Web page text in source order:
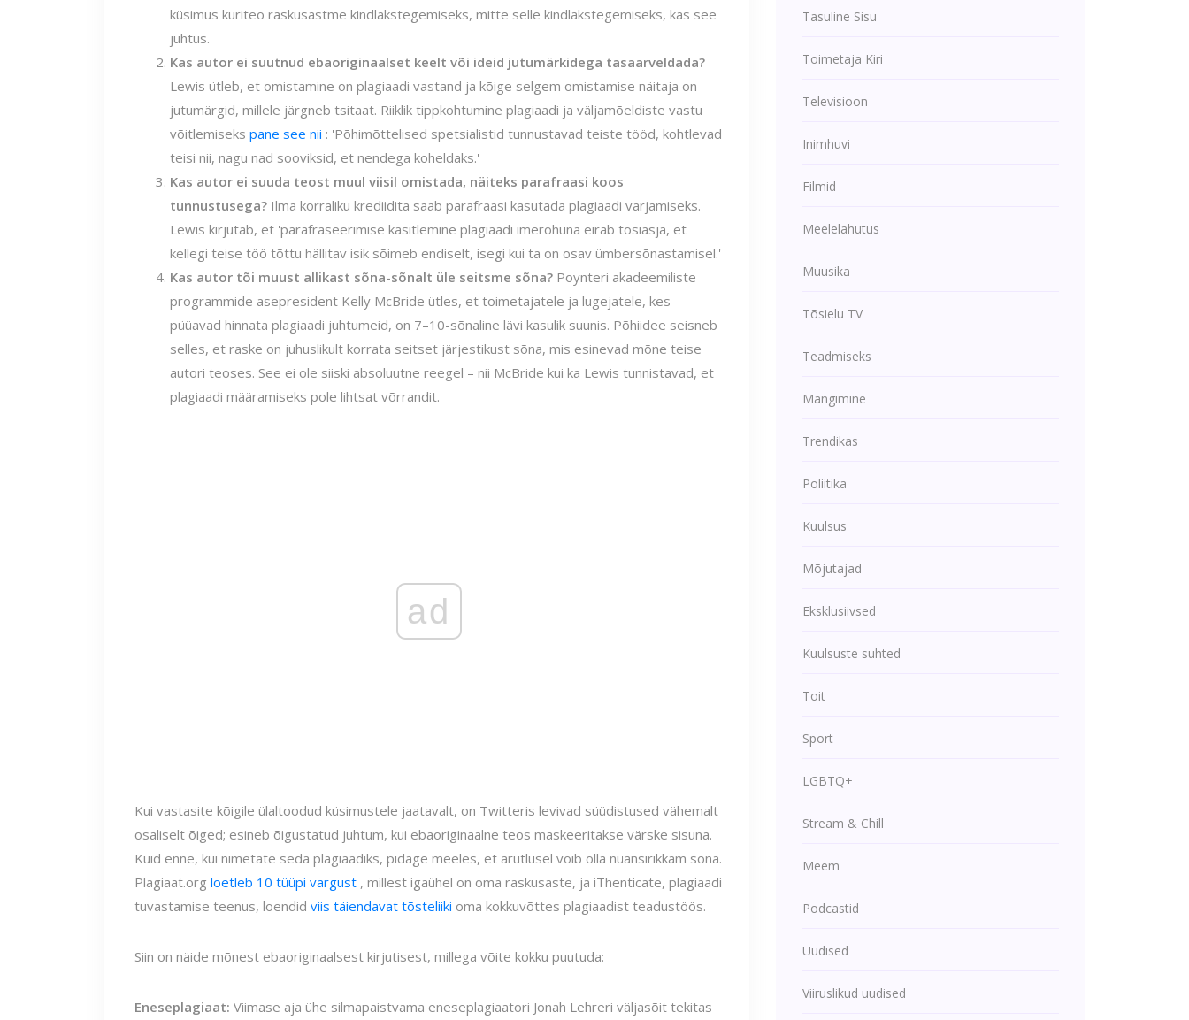
küsimus kuriteo raskusastme kindlakstegemiseks, mitte selle kindlakstegemiseks, kas see
juhtus.
Kas autor ei suutnud ebaoriginaalset keelt või ideid jutumärkidega tasaarveldada?
Lewis ütleb, et omistamine on plagiaadi vastand ja kõige selgem omistamise näitaja on
jutumärgid, millele järgneb tsitaat. Riiklik tippkohtumine plagiaadi ja väljamõeldiste vastu
võitlemiseks pane see nii : 'Põhimõttelised spetsialistid tunnustavad teiste tööd, kohtlevad
teisi nii, nagu nad sooviksid, et nendega koheldaks.'
Kas autor ei suuda teost muul viisil omistada, näiteks parafraasi koos
tunnustusega? Ilma korraliku krediidita saab parafraasi kasutada plagiaadi varjamiseks.
Lewis kirjutab, et 'parafraseerimise käsitlemine plagiaadi imerohuna eirab tõsiasja, et
kellegi teise töö tõttu hällitav isik sõimeb endiselt, isegi kui ta on osav ümbersõnastamisel.'
Kas autor tõi muust allikast sõna-sõnalt üle seitsme sõna? Poynteri akadeemiliste
programmide asepresident Kelly McBride ütles, et toimetajatele ja lugejatele, kes
püüavad hinnata plagiaadi juhtumeid, on 7–10-sõnaline lävi kasulik suunis. Põhiidee seisneb
selles, et raske on juhuslikult korrata seitset järjestikust sõna, mis esinevad mõne teise
autori teoses. See ei ole siiski absoluutne reegel – nii McBride kui ka Lewis tunnistavad, et
plagiaadi määramiseks pole lihtsat võrrandit.
ad
Kui vastasite kõigile ülaltoodud küsimustele jaatavalt, on Twitteris levivad süüdistused vähemalt
osaliselt õiged; esineb õigustatud juhtum, kui ebaoriginaalne teos maskeeritakse värske sisuna.
Kuid enne, kui nimetate seda plagiaadiks, pidage meeles, et arutlusel võib olla nüansirikkam sõna.
Plagiaat.org loetleb 10 tüüpi vargust , millest igaühel on oma raskusaste, ja iThenticate, plagiaadi
tuvastamise teenus, loendid viis täiendavat tõsteliiki oma kokkuvõttes plagiaadist teadustöös.
Siin on näide mõnest ebaoriginaalsest kirjutisest, millega võite kokku puutuda:
Eneseplagiaat: Viimase aja ühe silmapaistvama eneseplagiaatori Jonah Lehreri väljasõit tekitas
Tasuline Sisu
Toimetaja Kiri
Televisioon
Inimhuvi
Filmid
Meelelahutus
Muusika
Tõsielu TV
Teadmiseks
Mängimine
Trendikas
Poliitika
Kuulsus
Mõjutajad
Eksklusiivsed
Kuulsuste suhted
Toit
Sport
LGBTQ+
Stream & Chill
Meem
Podcastid
Uudised
Viiruslikud uudised